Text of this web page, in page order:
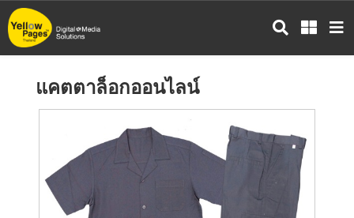
ข้าม
ไป
แคตตาล็อกออนไลน์